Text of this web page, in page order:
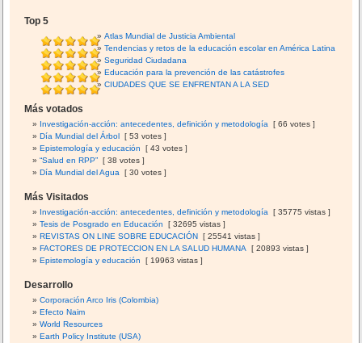
Top 5
Atlas Mundial de Justicia Ambiental
Tendencias y retos de la educación escolar en América Latina
Seguridad Ciudadana
Educación para la prevención de las catástrofes
CIUDADES QUE SE ENFRENTAN A LA SED
Más votados
Investigación-acción: antecedentes, definición y metodología
[ 66 votes ]
Día Mundial del Árbol [ 53 votes ]
Epistemología y educación
[ 43 votes ]
“Salud en RPP” [ 38 votes ]
Día Mundial del Agua
[ 30 votes ]
Más Visitados
Investigación-acción: antecedentes, definición y metodología
[ 35775 vistas ]
Tesis de Posgrado en Educación
[ 32695 vistas ]
REVISTAS ON LINE SOBRE EDUCACIÓN [ 25541 vistas ]
FACTORES DE PROTECCION EN LA SALUD HUMANA
[ 20893 vistas ]
Epistemología y educación
[ 19963 vistas ]
Desarrollo
Corporación Arco Iris (Colombia)
Efecto Naim
World Resources
Earth Policy Institute (USA)